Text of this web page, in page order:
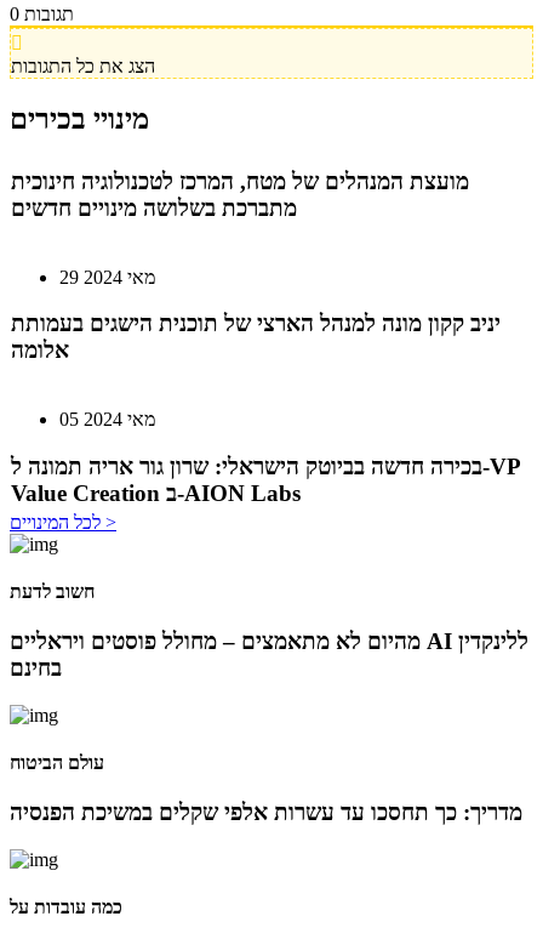
0 תגובות
הצג את כל התגובות
מינויי בכירים
יניב קקון מונה למנהל הארצי של תוכנית הישגים בעמותת
אלומה
05 מאי 2024
בכירה חדשה בביוטק הישראלי: שרון גור אריה תמונה ל-VP
Value Creation ב-AION Labs
22 אוק 2025
מהייטק להאד-טק: זו הבכירה שתנהל את מטח
התפקיד החדש של הילה קורח
25 פבר 2025
מינוי חדש לתפקיד סמנכ"לית המרכז הישראלי לחדשנות
06 ינו 2025
לכל המינויים >
חשוב לדעת
מהיום לא מתאמצים – מחולל פוסטים ויראליים AI ללינקדין
בחינם
עולם הביטוח
מדריך: כך תחסכו עד עשרות אלפי שקלים במשיכת הפנסיה
כמה עובדות על